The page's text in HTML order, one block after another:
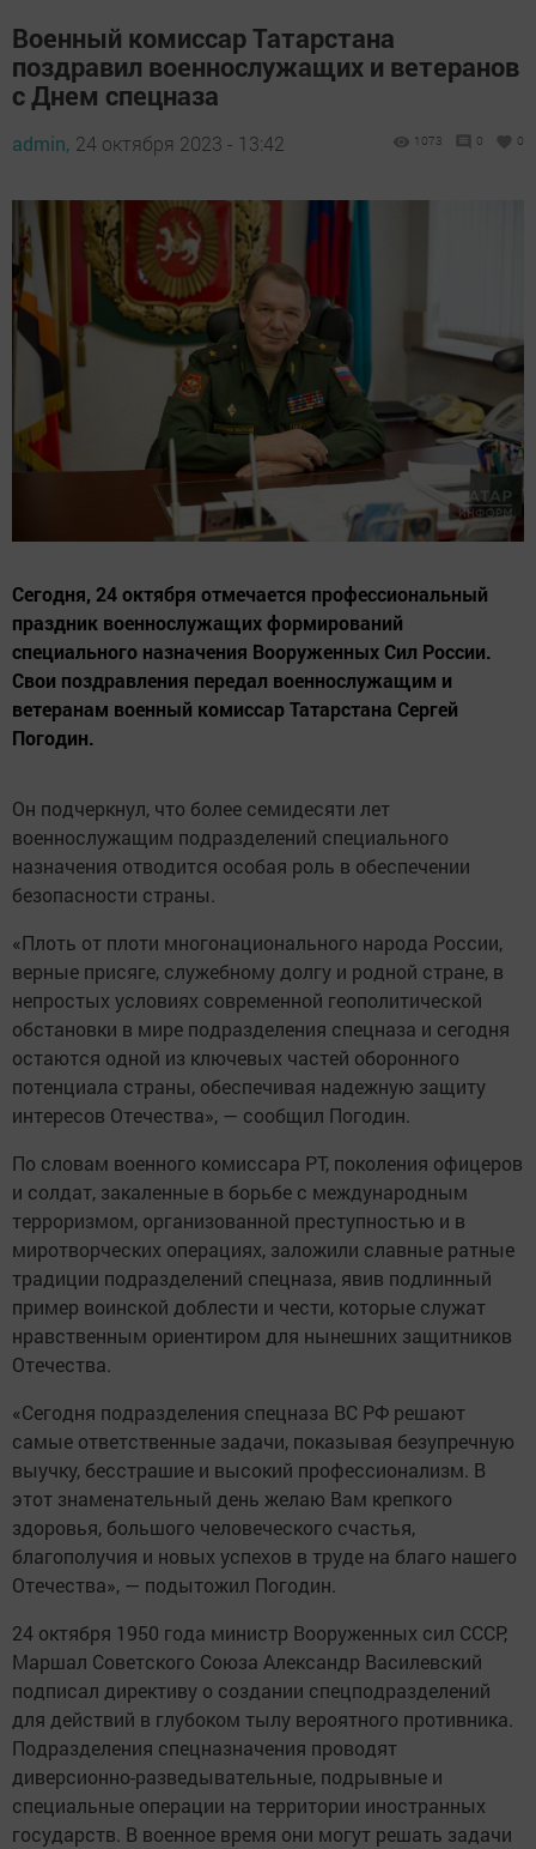
Военный комиссар Татарстана
поздравил военнослужащих и ветеранов
с Днем спецназа
admin, 24 октября 2023 - 13:42 1073 0 0
Сегодня, 24 октября отмечается профессиональный
праздник военнослужащих формирований
специального назначения Вооруженных Сил России.
Свои поздравления передал военнослужащим и
ветеранам военный комиссар Татарстана Сергей
Погодин.
Он подчеркнул, что более семидесяти лет
военнослужащим подразделений специального
назначения отводится особая роль в обеспечении
безопасности страны.
«Плоть от плоти многонационального народа России,
верные присяге, служебному долгу и родной стране, в
непростых условиях современной геополитической
обстановки в мире подразделения спецназа и сегодня
остаются одной из ключевых частей оборонного
потенциала страны, обеспечивая надежную защиту
интересов Отечества», — сообщил Погодин.
По словам военного комиссара РТ, поколения офицеров
и солдат, закаленные в борьбе с международным
терроризмом, организованной преступностью и в
миротворческих операциях, заложили славные ратные
традиции подразделений спецназа, явив подлинный
пример воинской доблести и чести, которые служат
нравственным ориентиром для нынешних защитников
Отечества.
«Сегодня подразделения спецназа ВС РФ решают
самые ответственные задачи, показывая безупречную
выучку, бесстрашие и высокий профессионализм. В
этот знаменательный день желаю Вам крепкого
здоровья, большого человеческого счастья,
благополучия и новых успехов в труде на благо нашего
Отечества», — подытожил Погодин.
24 октября 1950 года министр Вооруженных сил СССР,
Маршал Советского Союза Александр Василевский
подписал директиву о создании спецподразделений
для действий в глубоком тылу вероятного противника.
Подразделения спецназначения проводят
диверсионно-разведывательные, подрывные и
специальные операции на территории иностранных
государств. В военное время они могут решать задачи